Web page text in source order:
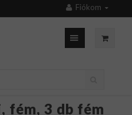
Fiókom
fém, 3 db fém